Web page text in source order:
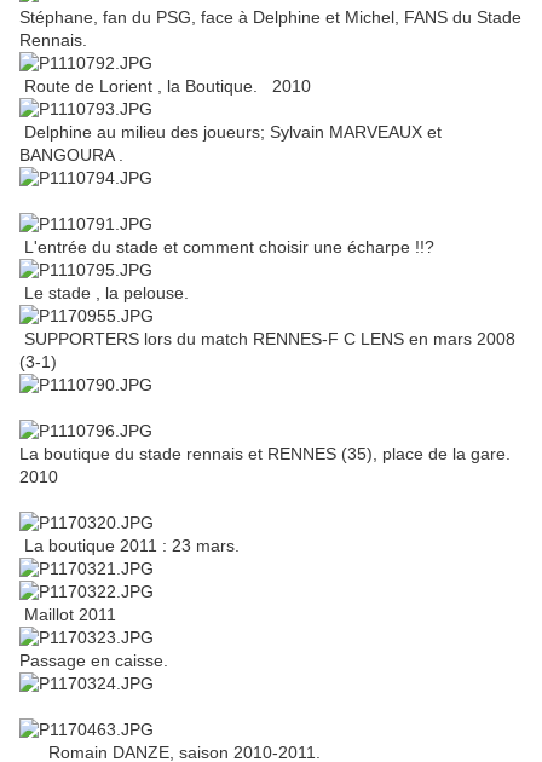
Stéphane, fan du PSG, face à Delphine et Michel, FANS du Stade
Rennais.
Route de Lorient , la Boutique. 2010
Delphine au milieu des joueurs; Sylvain MARVEAUX et
BANGOURA .
L'entrée du stade et comment choisir une écharpe !!?
Le stade , la pelouse.
SUPPORTERS lors du match RENNES-F C LENS en mars 2008
(3-1)
La boutique du stade rennais et RENNES (35), place de la gare.
2010
La boutique 2011 : 23 mars.
Maillot 2011
Passage en caisse.
Romain DANZE, saison 2010-2011.